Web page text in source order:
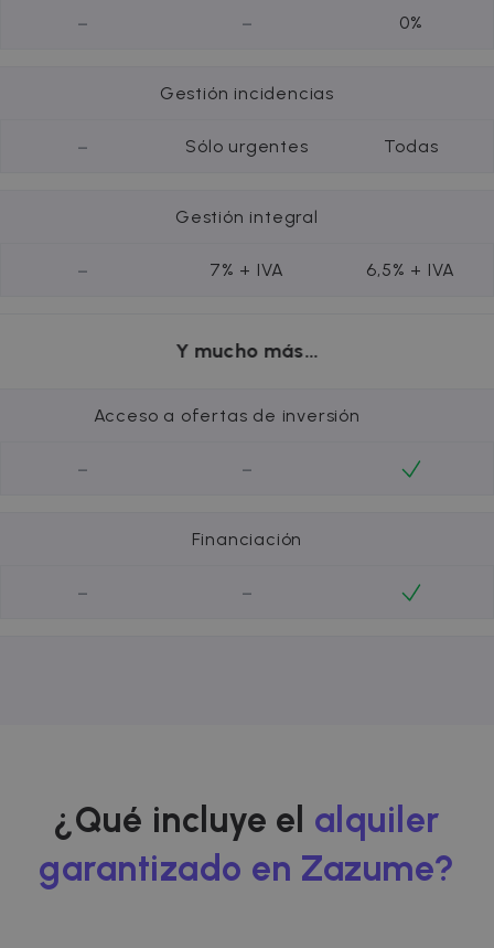
- - 0%
Gestión incidencias
- Sólo urgentes Todas
Gestión integral
- 7% + IVA 6,5% + IVA
Y mucho más...
Acceso a ofertas de inversión
- -
Financiación
- -
¿Qué incluye el alquiler
garantizado en Zazume?